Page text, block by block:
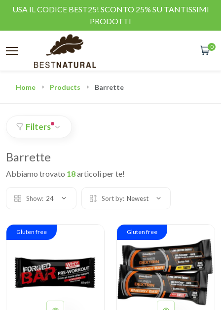
USA IL CODICE BEST25! SCONTO 25% SU TANTISSIMI
PRODOTTI
0
Home Products Barrette
Filters
Barrette
Abbiamo trovato 18articoli per te!
Show: 24 Sort by: Newest
Gluten free Gluten free